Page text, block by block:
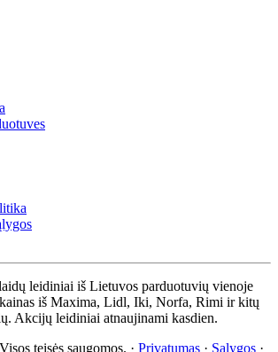
leidiniai iš Lietuvos parduotuvių vienoje
iš Maxima, Lidl, Iki, Norfa, Rimi ir kitų
Akcijų leidiniai atnaujinami kasdien.
teisės saugomos. · Privatumas · Sąlygos ·